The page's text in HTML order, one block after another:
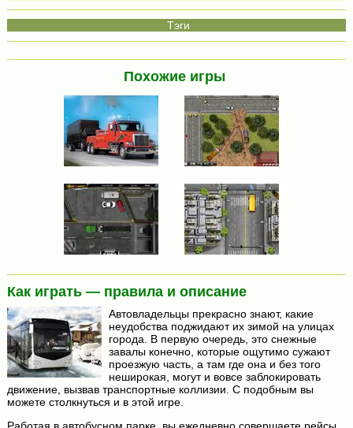
Похожие игры
Как играть — правила и описание
Автовладельцы прекрасно знают, какие
неудобства поджидают их зимой на улицах
города. В первую очередь, это снежные
завалы конечно, которые ощутимо сужают
проезжую часть, а там где она и без того
неширокая, могут и вовсе заблокировать
движение, вызвав транспортные коллизии. С подобным вы
можете столкнуться и в этой игре.